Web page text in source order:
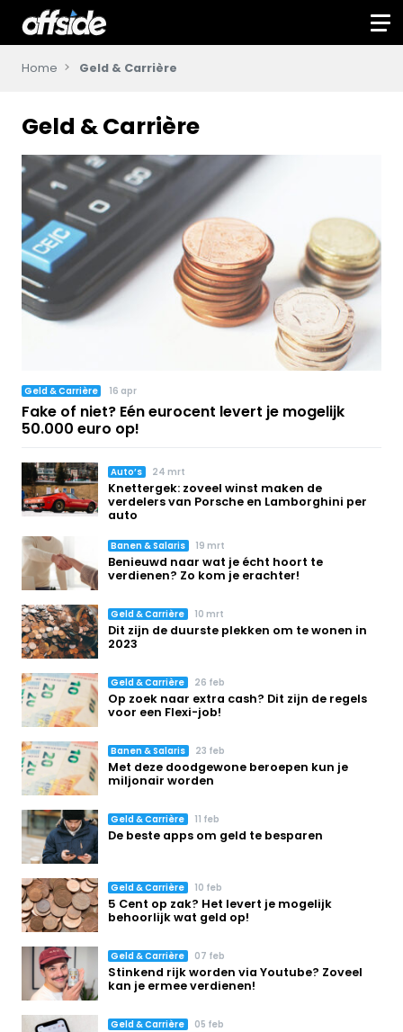
Home Geld & Carrière
Geld & Carrière
Geld & Carrière 16 apr
Fake of niet? Eén eurocent levert je mogelijk
50.000 euro op!
Auto’s 24 mrt
Knettergek: zoveel winst maken de
verdelers van Porsche en Lamborghini per
auto
Banen & Salaris 19 mrt
Benieuwd naar wat je écht hoort te
verdienen? Zo kom je erachter!
Geld & Carrière 10 mrt
Dit zijn de duurste plekken om te wonen in
2023
Geld & Carrière 26 feb
Op zoek naar extra cash? Dit zijn de regels
voor een Flexi-job!
Banen & Salaris 23 feb
Met deze doodgewone beroepen kun je
miljonair worden
Geld & Carrière 11 feb
De beste apps om geld te besparen
Geld & Carrière 10 feb
5 Cent op zak? Het levert je mogelijk
behoorlijk wat geld op!
Geld & Carrière 07 feb
Stinkend rijk worden via Youtube? Zoveel
kan je ermee verdienen!
Geld & Carrière 05 feb